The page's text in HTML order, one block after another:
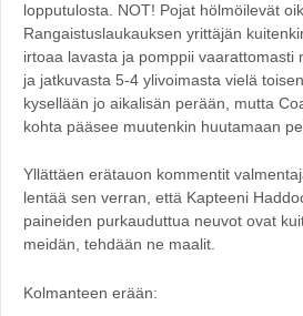
lopputulosta. NOT! Pojat hölmöilevät
Rangaistuslaukauksen yrittäjän
irtoaa lavasta ja pomppii vaarattomasti
ja jatkuvasta 5-4 ylivoimasta vielä
kysellään jo aikalisän perään, mutta
kohta pääsee muutenkin huutamaan
Yllättäen erätauon kommentit
lentää sen verran, että Kapteeni
paineiden purkauduttua neuvot ovat
meidän, tehdään ne maalit.
Kolmanteen erään: